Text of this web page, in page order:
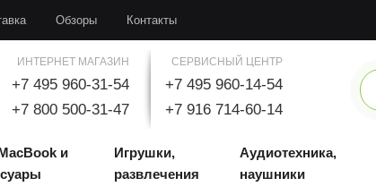
Обзоры Контакты
ИНТЕРНЕТ МАГАЗИН
+7 495 960-31-54
+7 800 500-31-47
СЕРВИСНЫЙ ЦЕНТР
+7 495 960-14-54
+7 916 714-60-14
и
Игрушки,
развлечения
Аудиотехника,
наушники